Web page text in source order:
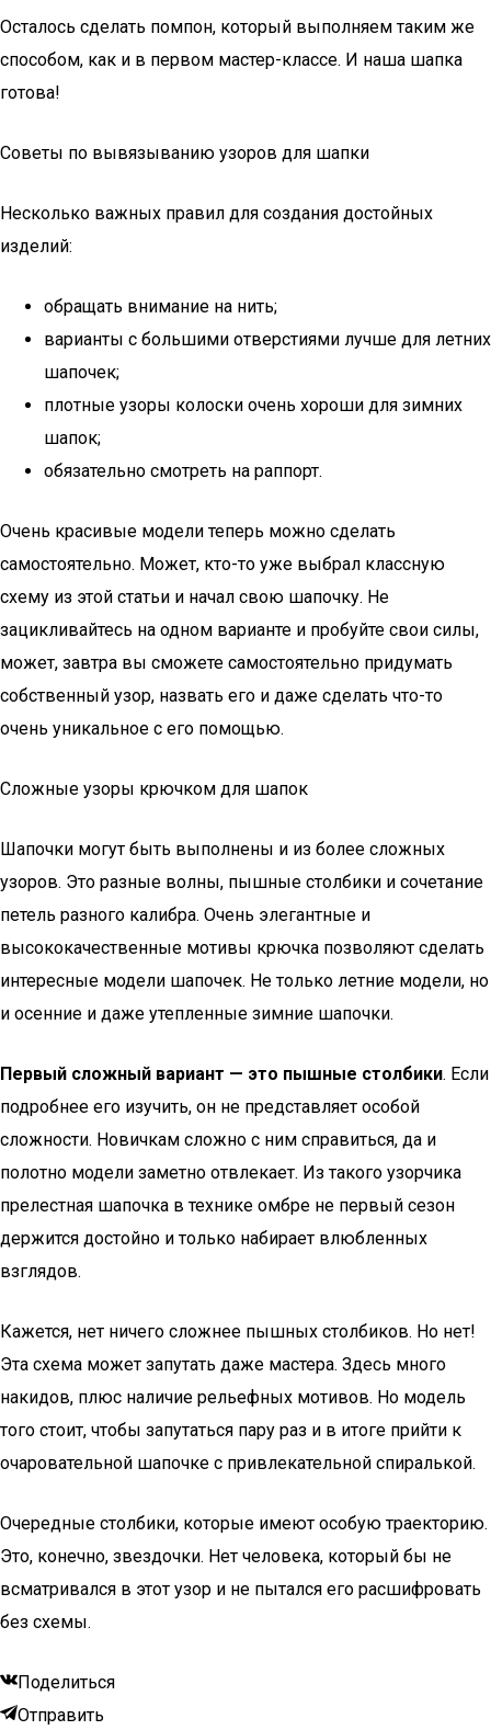
Осталось сделать помпон, который выполняем таким же
способом, как и в первом мастер-классе. И наша шапка
готова!
Советы по вывязыванию узоров для шапки
Несколько важных правил для создания достойных
изделий:
обращать внимание на нить;
варианты с большими отверстиями лучше для летних
шапочек;
плотные узоры колоски очень хороши для зимних
шапок;
обязательно смотреть на раппорт.
Очень красивые модели теперь можно сделать
самостоятельно. Может, кто-то уже выбрал классную
схему из этой статьи и начал свою шапочку. Не
зацикливайтесь на одном варианте и пробуйте свои силы,
может, завтра вы сможете самостоятельно придумать
собственный узор, назвать его и даже сделать что-то
очень уникальное с его помощью.
Сложные узоры крючком для шапок
Шапочки могут быть выполнены и из более сложных
узоров. Это разные волны, пышные столбики и сочетание
петель разного калибра. Очень элегантные и
высококачественные мотивы крючка позволяют сделать
интересные модели шапочек. Не только летние модели, но
и осенние и даже утепленные зимние шапочки.
Первый сложный вариант — это пышные столбики. Если
подробнее его изучить, он не представляет особой
сложности. Новичкам сложно с ним справиться, да и
полотно модели заметно отвлекает. Из такого узорчика
прелестная шапочка в технике омбре не первый сезон
держится достойно и только набирает влюбленных
взглядов.
Кажется, нет ничего сложнее пышных столбиков. Но нет!
Эта схема может запутать даже мастера. Здесь много
накидов, плюс наличие рельефных мотивов. Но модель
того стоит, чтобы запутаться пару раз и в итоге прийти к
очаровательной шапочке с привлекательной спиралькой.
Очередные столбики, которые имеют особую траекторию.
Это, конечно, звездочки. Нет человека, который бы не
всматривался в этот узор и не пытался его расшифровать
без схемы.
Поделиться
Отправить